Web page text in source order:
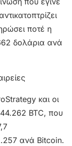
ποτέ η
δολάρια ανά
και οι
BTC, που
ανά Bitcoin.